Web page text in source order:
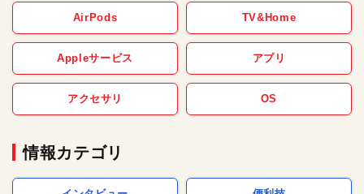
AirPods TV&Home
Appleサービス アプリ
アクセサリ OS
情報カテゴリ